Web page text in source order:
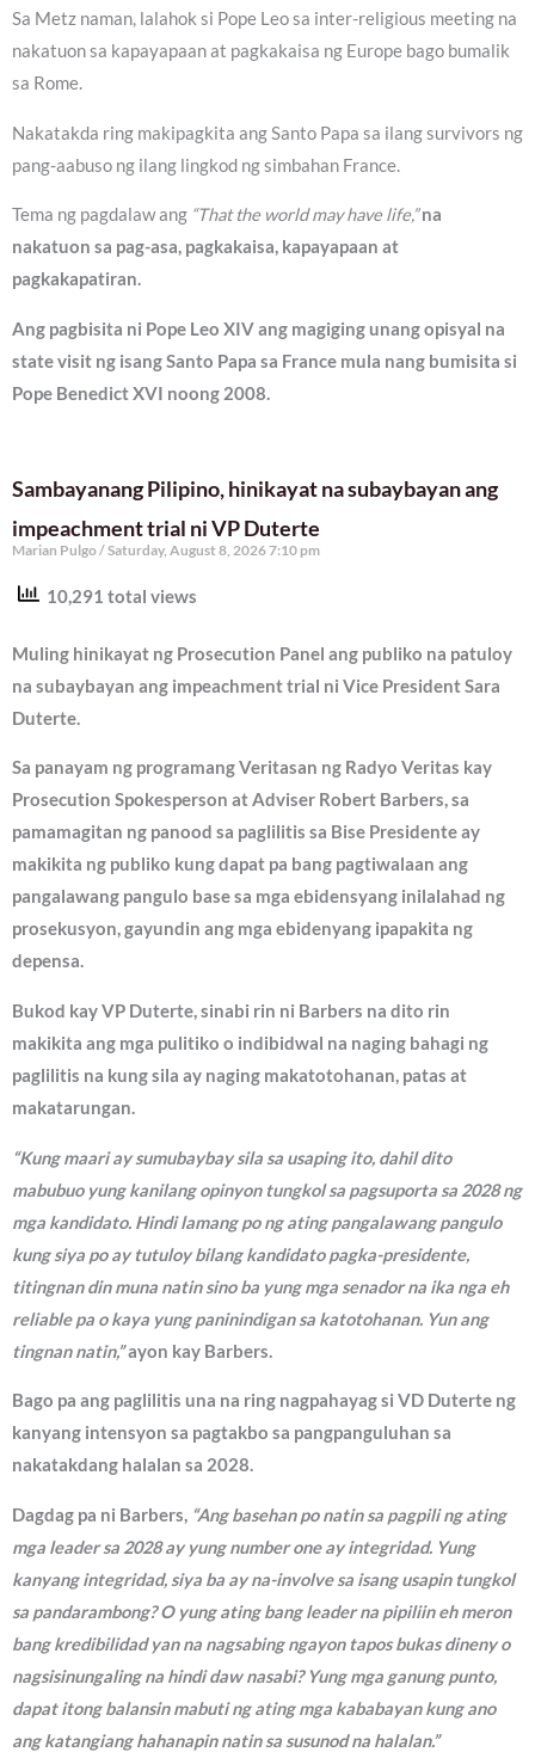
Sa Metz naman, lalahok si Pope Leo sa inter-religious meeting na
nakatuon sa kapayapaan at pagkakaisa ng Europe bago bumalik
sa Rome.
Nakatakda ring makipagkita ang Santo Papa sa ilang survivors ng
pang-aabuso ng ilang lingkod ng simbahan France.
Tema ng pagdalaw ang “That the world may have life,”na
nakatuon sa pag-asa, pagkakaisa, kapayapaan at
pagkakapatiran.
Ang pagbisita ni Pope Leo XIV ang magiging unang opisyal na
state visit ng isang Santo Papa sa France mula nang bumisita si
Pope Benedict XVI noong 2008.
Sambayanang Pilipino, hinikayat na subaybayan ang
impeachment trial ni VP Duterte
Marian Pulgo Saturday, August 8, 2026 7:10 pm
10,291 total views
Muling hinikayat ng Prosecution Panel ang publiko na patuloy
na subaybayan ang impeachment trial ni Vice President Sara
Duterte.
Sa panayam ng programang Veritasan ng Radyo Veritas kay
Prosecution Spokesperson at Adviser Robert Barbers, sa
pamamagitan ng panood sa paglilitis sa Bise Presidente ay
makikita ng publiko kung dapat pa bang pagtiwalaan ang
pangalawang pangulo base sa mga ebidensyang inilalahad ng
prosekusyon, gayundin ang mga ebidenyang ipapakita ng
depensa.
Bukod kay VP Duterte, sinabi rin ni Barbers na dito rin
makikita ang mga pulitiko o indibidwal na naging bahagi ng
paglilitis na kung sila ay naging makatotohanan, patas at
makatarungan.
“Kung maari ay sumubaybay sila sa usaping ito, dahil dito
mabubuo yung kanilang opinyon tungkol sa pagsuporta sa 2028 ng
mga kandidato. Hindi lamang po ng ating pangalawang pangulo
kung siya po ay tutuloy bilang kandidato pagka-presidente,
titingnan din muna natin sino ba yung mga senador na ika nga eh
reliable pa o kaya yung paninindigan sa katotohanan. Yun ang
tingnan natin,”ayon kay Barbers.
Bago pa ang paglilitis una na ring nagpahayag si VD Duterte ng
kanyang intensyon sa pagtakbo sa pangpanguluhan sa
nakatakdang halalan sa 2028.
Dagdag pa ni Barbers, “Ang basehan po natin sa pagpili ng ating
mga leader sa 2028 ay yung number one ay integridad. Yung
kanyang integridad, siya ba ay na-involve sa isang usapin tungkol
sa pandarambong? O yung ating bang leader na pipiliin eh meron
bang kredibilidad yan na nagsabing ngayon tapos bukas dineny o
nagsisinungaling na hindi daw nasabi? Yung mga ganung punto,
dapat itong balansin mabuti ng ating mga kababayan kung ano
ang katangiang hahanapin natin sa susunod na halalan.”